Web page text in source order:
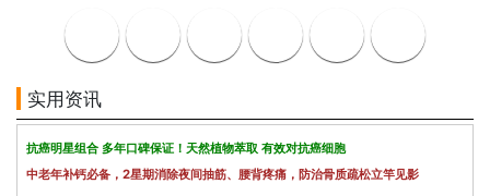
实用资讯
抗癌明星组合 多年口碑保证！天然植物萃取 有效对抗癌细胞
中老年补钙必备，2星期消除夜间抽筋、腰背疼痛，防治骨质疏松立竿见影